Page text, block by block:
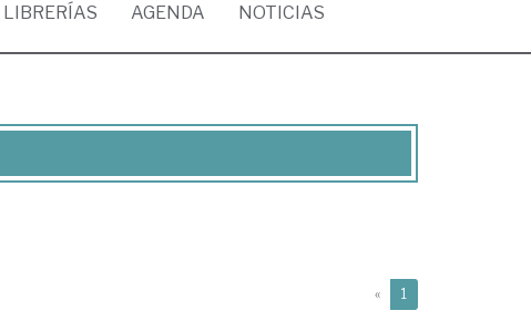
LIBRERÍAS AGENDA NOTICIAS
« 1